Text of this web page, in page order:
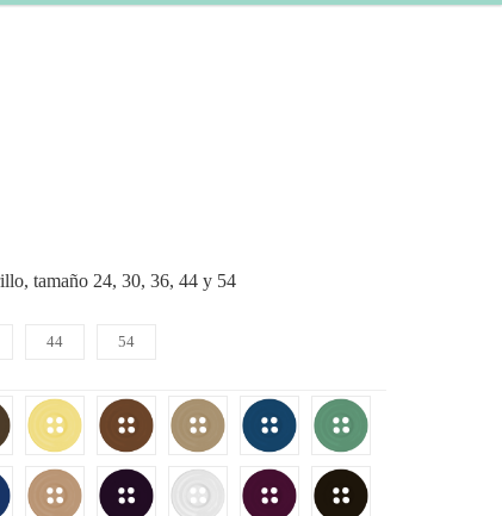
tamaño 24, 30, 36, 44 y 54
44 54